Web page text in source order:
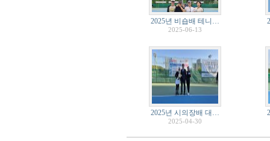
2025년 비숍배 테니…
2025-06-13
2025년 시의장배 대…
2025-04-30